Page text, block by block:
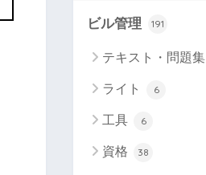
ビル管理 191
テキスト・問題集
ライト 6
工具 6
資格 38